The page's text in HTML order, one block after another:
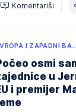
Komentariši
I ZAPADNI BA…
osmi
u
i premijer